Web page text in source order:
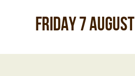
Friday7August